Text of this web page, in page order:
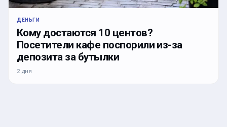
ДЕНЬГИ
Кому достаются 10 центов?
Посетители кафе поспорили из-за
депозита за бутылки
2 дня